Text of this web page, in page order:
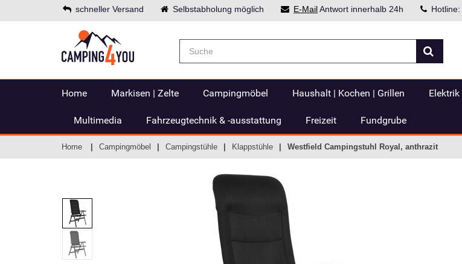
schneller Versand Selbstabholung möglich E-MailAntwort innerhalb 24h Hotline:
Home Markisen | Zelte Campingmöbel Haushalt | Kochen | Grillen Elektrik
Multimedia Fahrzeugtechnik & -ausstattung Freizeit Fundgrube
Home Campingmöbel Campingstühle Klappstühle Westfield Campingstuhl Royal, anthrazit